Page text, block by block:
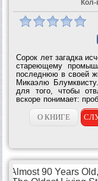
Кол-
Сорок лет загадка
стареющему
последнюю в своей
Микаэлю
для того, чтобы
вскоре понимает:
взгляд. Как
несколькими...
О КНИГЕ